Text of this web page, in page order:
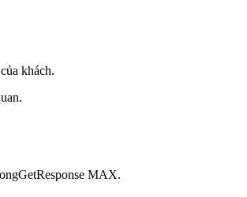
khách.
MAX.